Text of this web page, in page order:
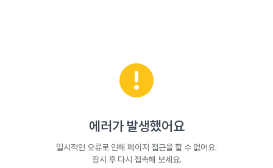
에러가 발생했어요
일시적인 오류로 인해 페이지 접근을 할 수 없어요.
잠시 후 다시 접속해 보세요.